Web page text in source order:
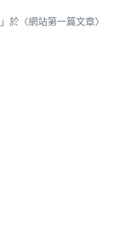
」於〈網站第一篇文章〉